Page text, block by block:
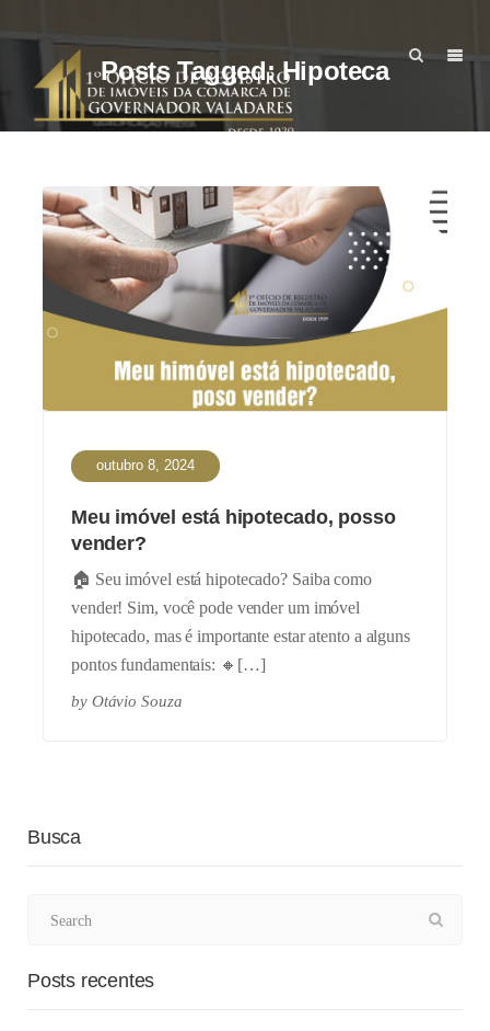
Posts Tagged: Hipoteca
outubro 8, 2024
Meu imóvel está hipotecado, posso
vender?
🏠 Seu imóvel está hipotecado? Saiba como
vender! Sim, você pode vender um imóvel
hipotecado, mas é importante estar atento a alguns
pontos fundamentais: 🔸[…]
by Otávio Souza
Busca
Posts recentes